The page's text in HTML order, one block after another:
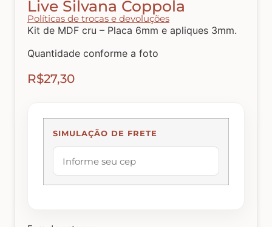
Tecidos Estampas de Cozinha
Tecidos de Páscoa
Abelhas – Mel
Live Silvana Coppola
Políticas de trocas e devoluções
Kit de MDF cru – Placa 6mm e apliques 3mm.
Quantidade conforme a foto
R$27,30
SIMULAÇÃO DE FRETE